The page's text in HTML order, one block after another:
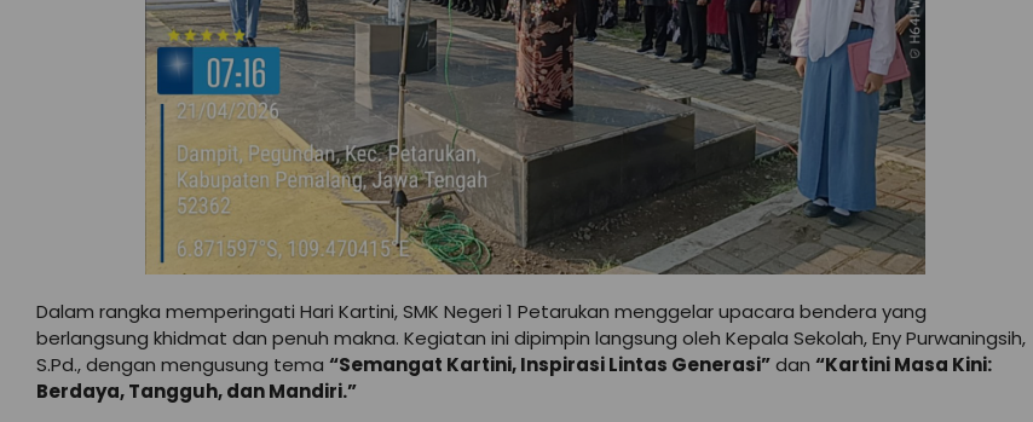
Dalam rangka memperingati Hari Kartini, SMK Negeri 1 Petarukan menggelar upacara bendera yang
berlangsung khidmat dan penuh makna. Kegiatan ini dipimpin langsung oleh Kepala Sekolah, Eny Purwaningsih,
S.Pd., dengan mengusung tema “Semangat Kartini, Inspirasi Lintas Generasi”dan “Kartini Masa Kini:
Berdaya, Tangguh, dan Mandiri.”